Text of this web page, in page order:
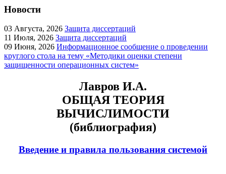
Новости
03 Августа, 2026 Защита диссертаций
11 Июля, 2026 Защита диссертаций
09 Июня, 2026 Информационное сообщение о проведении
круглого стола на тему «Методики оценки степени
защищенности операционных систем»
Лавров И.А.
ОБЩАЯ ТЕОРИЯ
ВЫЧИСЛИМОСТИ
(библиография)
Введение и правила пользования системой